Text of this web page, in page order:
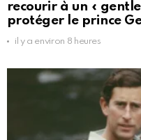
recourir à un «
protéger le prince
il y a environ 8 heures